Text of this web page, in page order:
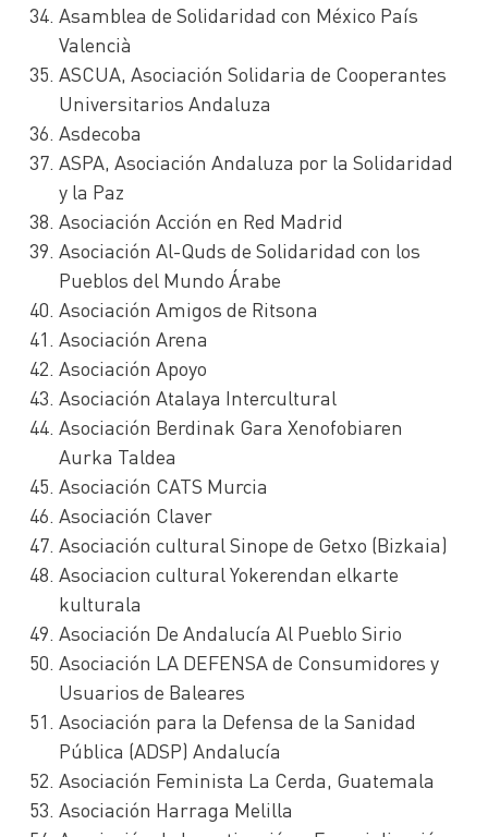
Asamblea de Solidaridad con México País
Valencià
ASCUA, Asociación Solidaria de Cooperantes
Universitarios Andaluza
Asdecoba
ASPA, Asociación Andaluza por la Solidaridad
y la Paz
Asociación Acción en Red Madrid
Asociación Al-Quds de Solidaridad con los
Pueblos del Mundo Árabe
Asociación Amigos de Ritsona
Asociación Arena
Asociación Apoyo
Asociación Atalaya Intercultural
Asociación Berdinak Gara Xenofobiaren
Aurka Taldea
Asociación CATS Murcia
Asociación Claver
Asociación cultural Sinope de Getxo (Bizkaia)
Asociacion cultural Yokerendan elkarte
kulturala
Asociación De Andalucía Al Pueblo Sirio
Asociación LA DEFENSA de Consumidores y
Usuarios de Baleares
Asociación para la Defensa de la Sanidad
Pública (ADSP) Andalucía
Asociación Feminista La Cerda, Guatemala
Asociación Harraga Melilla